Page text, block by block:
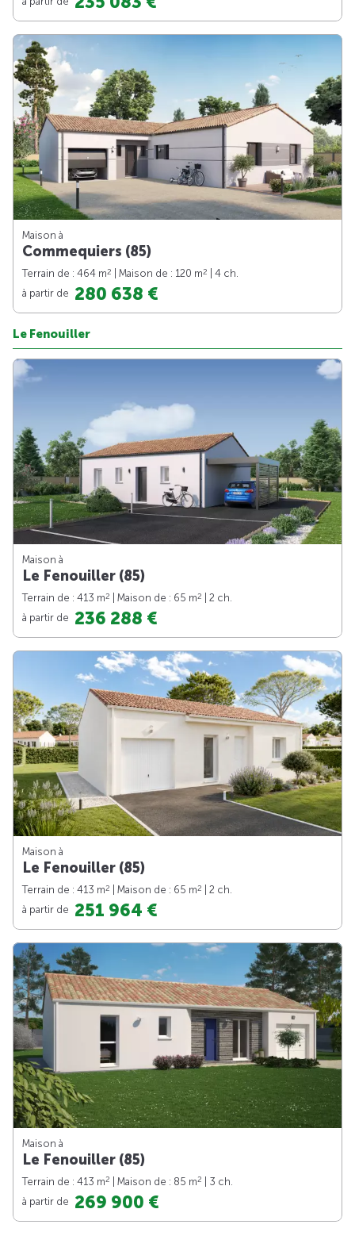
Maison à
Commequiers (85)
Terrain de : 464 m2 | Maison de : 120 m2
| 4 ch.
à partir de 280 638 €
Le Fenouiller
Maison à
Le Fenouiller (85)
Terrain de : 413 m2 | Maison de : 65 m2
| 2 ch.
à partir de 236 288 €
Maison à
Le Fenouiller (85)
Terrain de : 413 m2 | Maison de : 65 m2
| 2 ch.
à partir de 251 964 €
Maison à
Le Fenouiller (85)
Terrain de : 413 m2 | Maison de : 85 m2
| 3 ch.
à partir de 269 900 €